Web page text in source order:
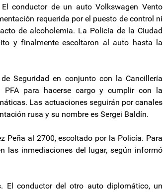
conductor de un auto Volkswagen Vento
requerida por el puesto de control ni
de alcoholemia. La Policía de la Ciudad
y finalmente escoltaron al auto hasta la
Seguridad en conjunto con la Cancillería
PFA para hacerse cargo y cumplir con la
Las actuaciones seguirán por canales
rusa y su nombre es Sergei Baldín.
Peña al 2700, escoltado por la Policía. Para
las inmediaciones del lugar, según informó
El conductor del otro auto diplomático, un